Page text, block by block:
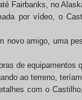
Fairbanks, no
por vídeo, o
amigo, uma
de equipamentos
ao terreno,
com o